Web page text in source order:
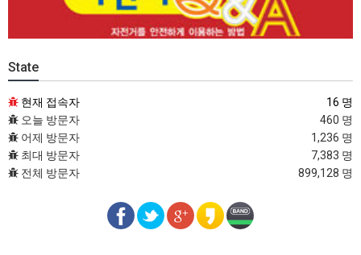
State
현재 접속자
16 명
오늘 방문자
460 명
어제 방문자
1,236 명
최대 방문자
7,383 명
전체 방문자
899,128 명